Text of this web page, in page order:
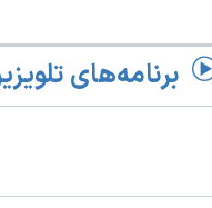
برنامه‌های